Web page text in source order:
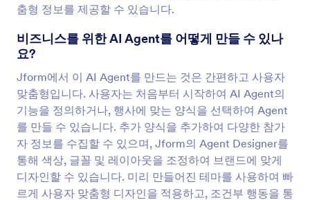
춤형 정보를 제공할 수 있습니다.
비즈니스를 위한 AI Agent를 어떻게 만들 수 있나
요?
Jform에서 이 AI Agent를 만드는 것은 간편하고 사용자
맞춤형입니다. 사용자는 처음부터 시작하여 AI Agent의
기능을 정의하거나, 행사에 맞는 양식을 선택하여 Agent
를 만들 수 있습니다. 추가 양식을 추가하여 다양한 참가
자 정보를 수집할 수 있으며, Jform의 Agent Designer를
통해 색상, 글꼴 및 레이아웃을 조정하여 브랜드에 맞게
디자인할 수 있습니다. 미리 만들어진 테마를 사용하여 빠
르게 사용자 맞춤형 디자인을 적용하고, 조건부 행동을 통